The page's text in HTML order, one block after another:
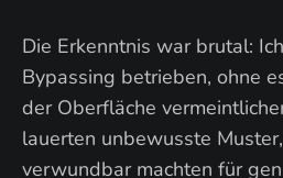
Die Erkenntnis war brutal:
Bypassing betrieben, ohne
der Oberfläche
lauerten unbewusste
verwundbar machten für